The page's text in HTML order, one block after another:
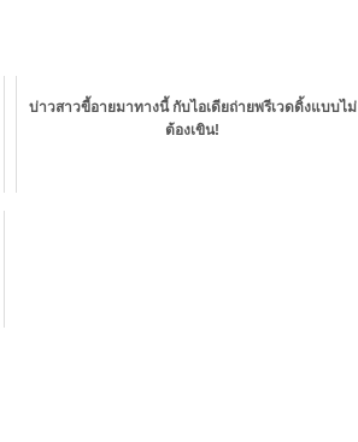
บ่าวสาวขี้อายมาทางนี้ กับไอเดียถ่ายพรีเวดดิ้งแบบไม่
ต้องเขิน!